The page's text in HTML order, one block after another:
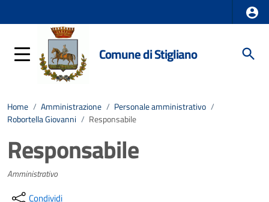
Comune di Stigliano
Home / Amministrazione / Personale amministrativo /
Robortella Giovanni / Responsabile
Responsabile
Amministrativo
Condividi